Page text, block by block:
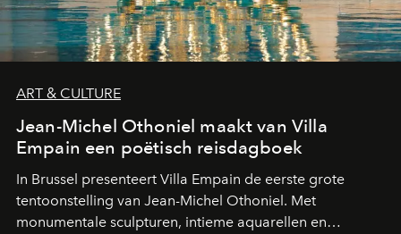
ART & CULTURE
Jean-Michel Othoniel maakt van Villa
Empain een poëtisch reisdagboek
In Brussel presenteert Villa Empain de eerste grote
tentoonstelling van Jean-Michel Othoniel. Met
monumentale sculpturen, intieme aquarellen en